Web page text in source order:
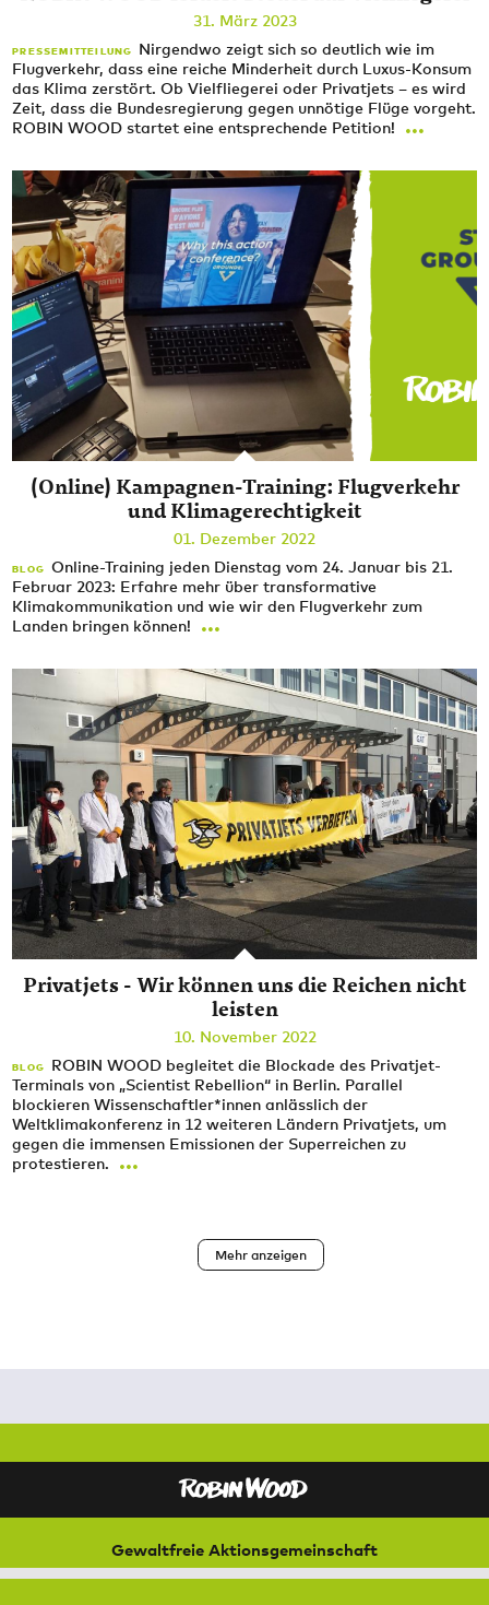
31. März 2023
PRESSEMITTEILUNG
Nirgendwo zeigt sich so deutlich wie im
Flugverkehr, dass eine reiche Minderheit durch Luxus-Konsum
das Klima zerstört. Ob Vielfliegerei oder Privatjets – es wird
Zeit, dass die Bundesregierung gegen unnötige Flüge vorgeht.
ROBIN WOOD startet eine entsprechende Petition!
...
(Online) Kampagnen-Training: Flugverkehr
und Klimagerechtigkeit
01. Dezember 2022
BLOG
Online-Training jeden Dienstag vom 24. Januar bis 21.
Februar 2023: Erfahre mehr über transformative
Klimakommunikation und wie wir den Flugverkehr zum
Landen bringen können!
...
Privatjets - Wir können uns die Reichen nicht
leisten
10. November 2022
BLOG
ROBIN WOOD begleitet die Blockade des Privatjet-
Terminals von „Scientist Rebellion“ in Berlin. Parallel
blockieren Wissenschaftler*innen anlässlich der
Weltklimakonferenz in 12 weiteren Ländern Privatjets, um
gegen die immensen Emissionen der Superreichen zu
protestieren.
...
Mehr anzeigen
Gewaltfreie Aktionsgemeinschaft
für Natur und Umwelt